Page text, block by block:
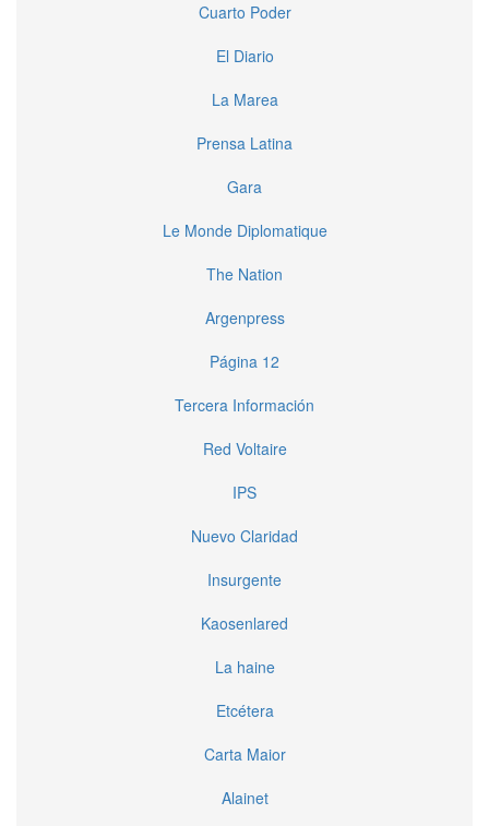
Cuarto Poder
El Diario
La Marea
Prensa Latina
Gara
Le Monde Diplomatique
The Nation
Argenpress
Página 12
Tercera Información
Red Voltaire
IPS
Nuevo Claridad
Insurgente
Kaosenlared
La haine
Etcétera
Carta Maior
Alainet